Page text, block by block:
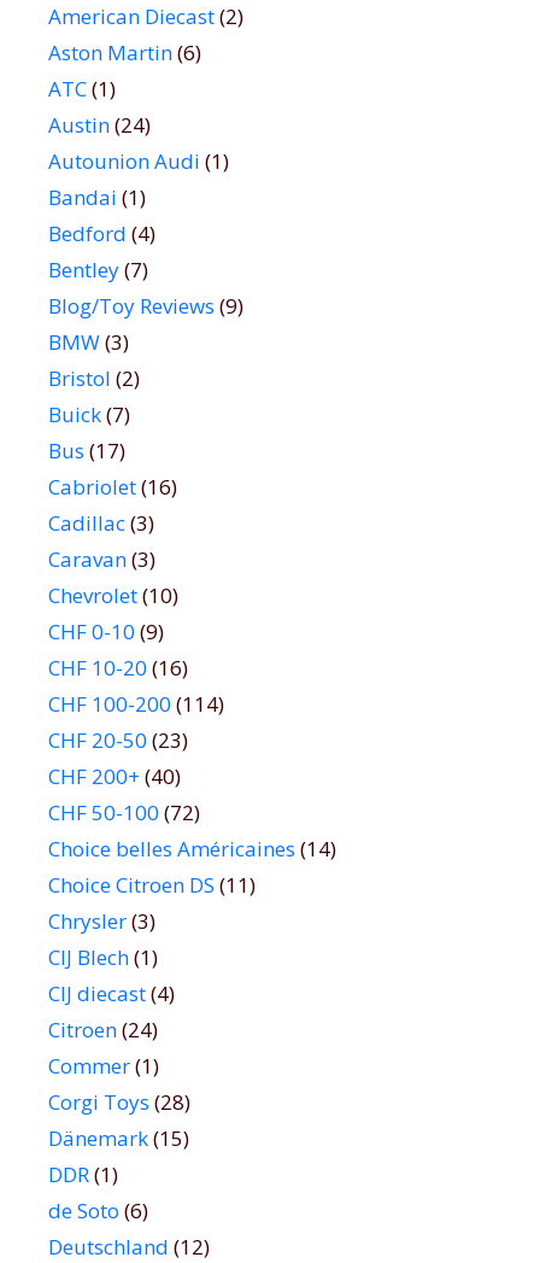
American Diecast(2)
Aston Martin(6)
ATC(1)
Austin(24)
Autounion Audi (1)
Bandai (1)
Bedford (4)
Bentley(7)
Blog/Toy Reviews (9)
BMW(3)
Bristol (2)
Buick(7)
Bus (17)
Cabriolet(16)
Cadillac(3)
Caravan(3)
Chevrolet(10)
CHF 0-10 (9)
CHF 10-20 (16)
CHF 100-200 (114)
CHF 20-50 (23)
CHF 200+ (40)
CHF 50-100 (72)
Choice belles Américaines (14)
Choice Citroen DS (11)
Chrysler(3)
CIJ Blech(1)
CIJ diecast(4)
Citroen(24)
Commer(1)
Corgi Toys (28)
Dänemark(15)
DDR(1)
de Soto (6)
Deutschland (12)